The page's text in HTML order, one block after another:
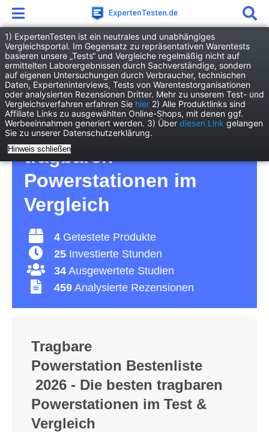
Elektronik
Sonstige
Tragbare Powerstation
Tragbare Powerstation
Test 2026 • Die 4 besten
tragbaren
Powerstationen im
Vergleich
4 Getestete Produkte
25 Investierte Stunden
34 Ausgewertete Studien
459 Analysierte Rezensionen
Tragbare
Powerstation Bestenliste
2026 - Die besten tragbaren
Powerstationen im Test &
Vergleich
1) ExpertenTesten ist ein neutrales und unabhängiges
Vergleichsportal. Im Gegensatz zu repräsentativen Warentests
basieren unsere „Tests“ und Vergleiche regelmäßig nicht auf
ermittelten Laborergebnissen durch Sachverständige, sondern
auf eigenen Untersuchungen durch Verbraucher, technischen
Daten, Experteninterviews, Tests von Warentestorganisationen
oder analysierten Rezensionen Dritter. Mehr zu unserem Test- und
Vergleichsverfahren erfahren Sie hier 2) Alle Produktlinks sind
Affiliate Links zu ausgewählten Online-Shops, mit denen ggf.
Werbeeinnahmen generiert werden. 3) Über diesen Link gelangen
Sie zu unserer Datenschutzerklärung.
Hinweis schließen